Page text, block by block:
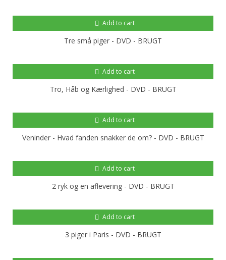
Add to cart
Tre små piger - DVD - BRUGT
Add to cart
Tro, Håb og Kærlighed - DVD - BRUGT
Add to cart
Veninder - Hvad fanden snakker de om? - DVD - BRUGT
Add to cart
2 ryk og en aflevering - DVD - BRUGT
Add to cart
3 piger i Paris - DVD - BRUGT